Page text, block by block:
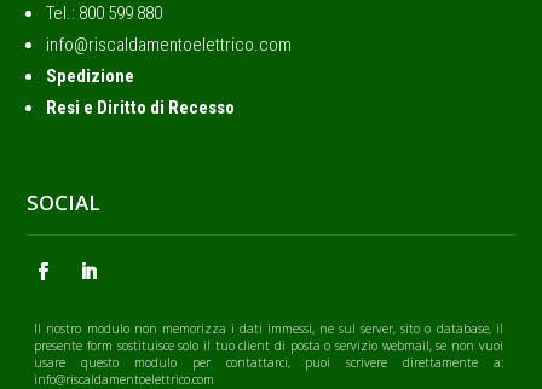
Tel.: ‭800 599 880
info@riscaldamentoelettrico.com
Spedizione
Resi e Diritto di Recesso
SOCIAL
Il nostro modulo non memorizza i dati immessi, ne sul server, sito o database, il
presente form sostituisce solo il tuo client di posta o servizio webmail, se non vuoi
usare questo modulo per contattarci, puoi scrivere direttamente a:
info@riscaldamentoelettrico.com